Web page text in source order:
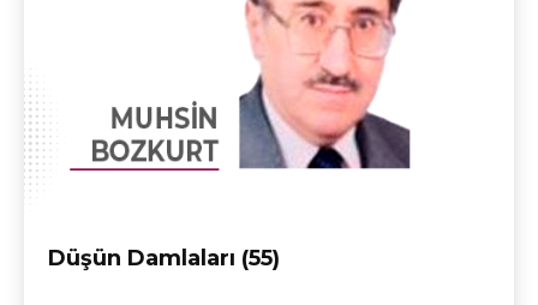
Düşün Damlaları (55)